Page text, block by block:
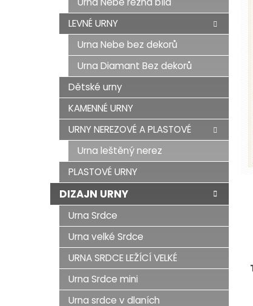
LEVNÉ URNY
Urna Nebe bez dekorů
Urna Diamant Bez dekorů
Dětské urny
KAMENNÉ URNY
URNY NEREZOVÉ A PLASTOVÉ
Urna leštěný nerez
PLASTOVÉ URNY
DIZAJN URNY
Urna Srdce
Urna velké Srdce
URNA SRDCE LEŽÍCÍ VELKÉ
Urna Srdce mini
Urna srdce v dlaních